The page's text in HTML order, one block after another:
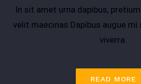
In sit amet urna dapibus,
velit maecinas Dapibus augue
viverra.
READ MORE